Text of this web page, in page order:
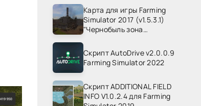
Карта для игры Farming
Simulator 2017 (v1.5.3.1)
"Чернобыль зона
Скрипт AutoDrive v2.0.0.9
Farming Simulator 2022
Скрипт ADDITIONAL FIELD
INFO V1.0.2.4 для Farming